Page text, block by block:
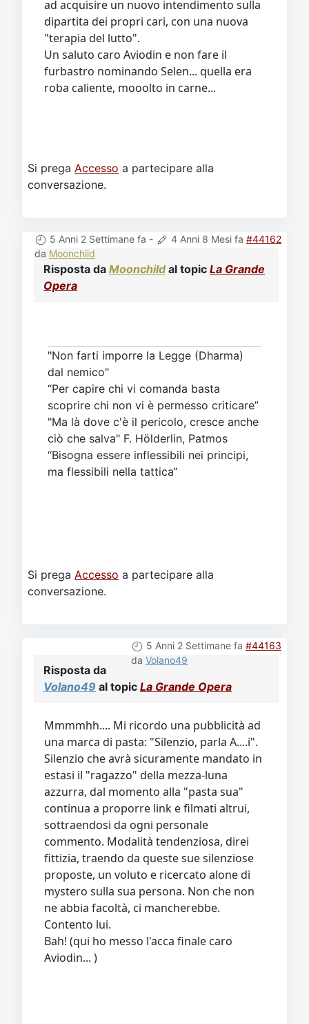
ad acquisire un nuovo intendimento sulla
dipartita dei propri cari, con una nuova
"terapia del lutto".
Un saluto caro Aviodin e non fare il
furbastro nominando Selen... quella era
roba caliente, mooolto in carne...
Si prega Accesso a partecipare alla
conversazione.
5 Anni 2 Settimane fa - 4 Anni 8 Mesi fa #44162
da Moonchild
Risposta da Moonchildal topic La Grande
Opera
"Non farti imporre la Legge (Dharma)
dal nemico"
“Per capire chi vi comanda basta
scoprire chi non vi è permesso criticare”
"Ma là dove c'è il pericolo, cresce anche
ciò che salva" F. Hölderlin, Patmos
“Bisogna essere inflessibili nei principi,
ma flessibili nella tattica“
Si prega Accesso a partecipare alla
conversazione.
5 Anni 2 Settimane fa #44163
da Volano49
Risposta da
Volano49 al topic La Grande Opera
Mmmmhh.... Mi ricordo una pubblicità ad
una marca di pasta: "Silenzio, parla A....i".
Silenzio che avrà sicuramente mandato in
estasi il "ragazzo" della mezza-luna
azzurra, dal momento alla "pasta sua"
continua a proporre link e filmati altrui,
sottraendosi da ogni personale
commento. Modalità tendenziosa, direi
fittizia, traendo da queste sue silenziose
proposte, un voluto e ricercato alone di
mystero sulla sua persona. Non che non
ne abbia facoltà, ci mancherebbe.
Contento lui.
Bah! (qui ho messo l'acca finale caro
Aviodin... )